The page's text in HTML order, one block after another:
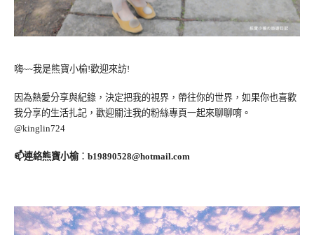
嗨~~我是熊寶小榆!歡迎來訪!
因為熱愛分享與紀錄，決定把我的視界，帶往你的世界，如果你也喜歡
我分享的生活扎記，歡迎關注我的粉絲專頁一起來聊聊唷。
@kinglin724
📫連絡熊寶小榆： b19890528@hotmail.com